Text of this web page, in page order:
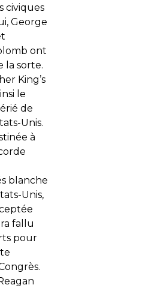
civiques
George
ont
la sorte.
King’s
le
de
Unis.
à
blanche
Unis,
fallu
pour